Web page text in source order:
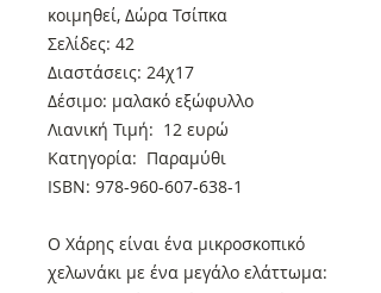
κοιμηθεί, Δώρα Τσίπκα
Σελίδες: 42
Διαστάσεις: 24χ17
Δέσιμο: μαλακό εξώφυλλο
Λιανική Τιμή: 12 ευρώ
Κατηγορία: Παραμύθι
ISBN: 978-960-607-638-1
Ο Χάρης είναι ένα μικροσκοπικό
χελωνάκι με ένα μεγάλο ελάττωμα: